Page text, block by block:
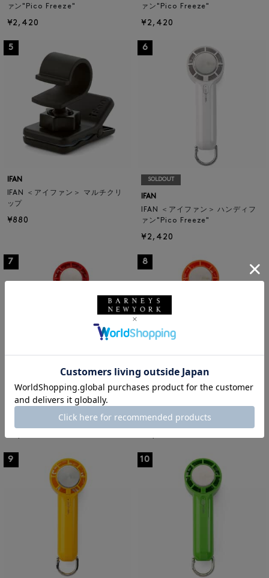
ァン"Pico Freeze"
¥2,420
ァン"Pico Freeze"
¥2,420
5
IFAN
IFAN ＜アイファン＞ マルチクリ
ップ
¥880
6
SOLDOUT
IFAN
IFAN ＜アイファン＞ ハンディフ
ァン"Pico Freeze"
¥2,420
7
IFAN ＜アイファン＞ ハンディフ
ァン"Pico Freeze"
8
IFAN
IFAN ＜アイファン＞ ハンディフ
ァン"Pico Freeze"
9 10